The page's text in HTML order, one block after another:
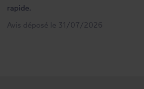
rapide.
Avis déposé le 31/07/2026